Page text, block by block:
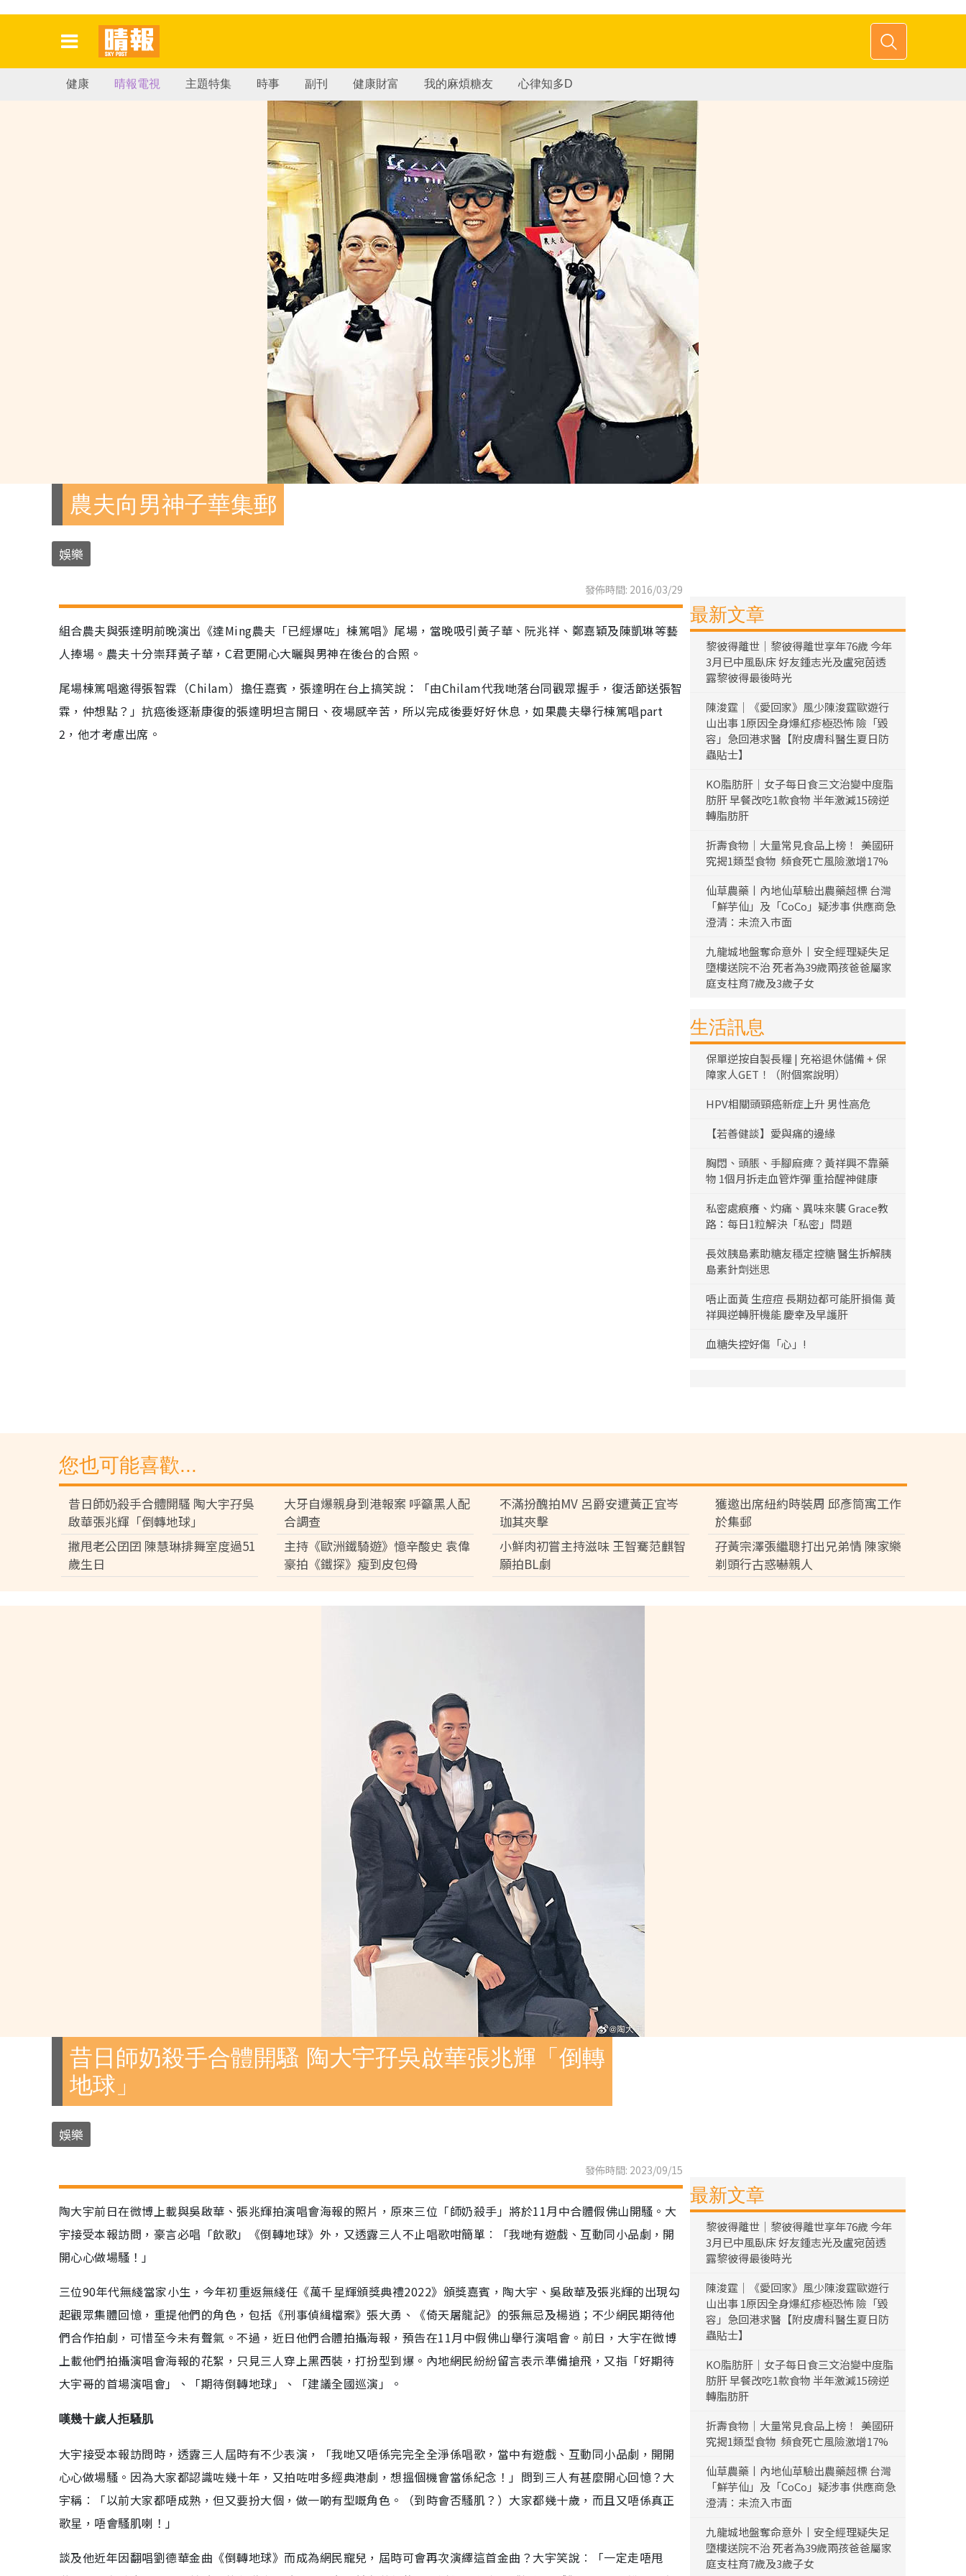
健康 晴報電視 主題特集 時事 副刊 健康財富 我的麻煩糖友 心律知多D
農夫向男神子華集郵
娛樂
發佈時間: 2016/03/29
組合農夫與張達明前晚演出《達Ming農夫「已經爆咗」棟篤唱》尾場，當晚吸引黃子華、阮兆祥、鄭嘉穎及陳凱琳等藝
人捧場。農夫十分崇拜黃子華，C君更開心大曬與男神在後台的合照。
尾場棟篤唱邀得張智霖（Chilam）擔任嘉賓，張達明在台上搞笑說：「由Chilam代我哋落台同觀眾握手，復活節送張智
霖，仲想點？」抗癌後逐漸康復的張達明坦言開日、夜場感辛苦，所以完成後要好好休息，如果農夫舉行棟篤唱part
2，他才考慮出席。
最新文章
黎彼得離世｜黎彼得離世享年76歲 今年
3月已中風臥床 好友鍾志光及盧宛茵透
露黎彼得最後時光
陳浚霆｜《愛回家》風少陳浚霆歐遊行
山出事 1原因全身爆紅疹極恐怖 險「毀
容」急回港求醫【附皮膚科醫生夏日防
蟲貼士】
KO脂肪肝｜女子每日食三文治變中度脂
肪肝 早餐改吃1款食物 半年激減15磅逆
轉脂肪肝
折壽食物｜大量常見食品上榜！ 美國研
究揭1類型食物 頻食死亡風險激增17%
仙草農藥丨內地仙草驗出農藥超標 台灣
「鮮芋仙」及「CoCo」疑涉事 供應商急
澄清：未流入市面
九龍城地盤奪命意外丨安全經理疑失足
墮樓送院不治 死者為39歲兩孩爸爸屬家
庭支柱育7歲及3歲子女
生活訊息
保單逆按自製長糧 | 充裕退休儲備 + 保
障家人GET！（附個案說明）
HPV相關頭頸癌新症上升 男性高危
【若善健談】愛與痛的邊緣
胸悶、頭脹、手腳麻痺？黃祥興不靠藥
物 1個月拆走血管炸彈 重拾醒神健康
私密處痕癢、灼痛、異味來襲 Grace教
路：每日1粒解決「私密」問題
長效胰島素助糖友穩定控糖 醫生拆解胰
島素針劑迷思
唔止面黃 生痘痘 長期攰都可能肝損傷 黃
祥興逆轉肝機能 慶幸及早護肝
血糖失控好傷「心」!
您也可能喜歡...
昔日師奶殺手合體開騷 陶大宇孖吳
啟華張兆輝「倒轉地球」
大牙自爆親身到港報案 呼籲黑人配
合調查
不滿扮醜拍MV 呂爵安遭黃正宜岑
珈其夾擊
獲邀出席紐約時裝周 邱彥筒寓工作
於集郵
撇甩老公囝囝 陳慧琳排舞室度過51
歲生日
主持《歐洲鐵騎遊》憶辛酸史 袁偉
豪拍《鐵探》瘦到皮包骨
小鮮肉初嘗主持滋味 王智騫范麒智
願拍BL劇
孖黃宗澤張繼聰打出兄弟情 陳家樂
剃頭行古惑嚇親人
昔日師奶殺手合體開騷 陶大宇孖吳啟華張兆輝「倒轉
地球」
娛樂
發佈時間: 2023/09/15
陶大宇前日在微博上載與吳啟華、張兆輝拍演唱會海報的照片，原來三位「師奶殺手」將於11月中合體假佛山開騷。大
宇接受本報訪問，豪言必唱「飲歌」《倒轉地球》外，又透露三人不止唱歌咁簡單︰「我哋有遊戲、互動同小品劇，開
開心心做場騷！」
三位90年代無綫當家小生，今年初重返無綫任《萬千星輝頒獎典禮2022》頒獎嘉賓，陶大宇、吳啟華及張兆輝的出現勾
起觀眾集體回憶，重提他們的角色，包括《刑事偵緝檔案》張大勇、《倚天屠龍記》的張無忌及楊逍；不少網民期待他
們合作拍劇，可惜至今未有聲氣。不過，近日他們合體拍攝海報，預告在11月中假佛山舉行演唱會。前日，大宇在微博
上載他們拍攝演唱會海報的花絮，只見三人穿上黑西裝，打扮型到爆。內地網民紛紛留言表示準備搶飛，又指「好期待
大宇哥的首場演唱會」、「期待倒轉地球」、「建議全國巡演」。
嘆幾十歲人拒騷肌
大宇接受本報訪問時，透露三人屆時有不少表演，「我哋又唔係完完全全淨係唱歌，當中有遊戲、互動同小品劇，開開
心心做場騷。因為大家都認識咗幾十年，又拍咗咁多經典港劇，想搵個機會當係紀念！」問到三人有甚麼開心回憶？大
宇稱︰「以前大家都唔成熟，但又要扮大個，做一啲有型嘅角色。（到時會否騷肌？）大家都幾十歲，而且又唔係真正
歌星，唔會騷肌喇！」
談及他近年因翻唱劉德華金曲《倒轉地球》而成為網民寵兒，屆時可會再次演繹這首金曲？大宇笑說︰「一定走唔甩
最新文章
黎彼得離世｜黎彼得離世享年76歲 今年
3月已中風臥床 好友鍾志光及盧宛茵透
露黎彼得最後時光
陳浚霆｜《愛回家》風少陳浚霆歐遊行
山出事 1原因全身爆紅疹極恐怖 險「毀
容」急回港求醫【附皮膚科醫生夏日防
蟲貼士】
KO脂肪肝｜女子每日食三文治變中度脂
肪肝 早餐改吃1款食物 半年激減15磅逆
轉脂肪肝
折壽食物｜大量常見食品上榜！ 美國研
究揭1類型食物 頻食死亡風險激增17%
仙草農藥丨內地仙草驗出農藥超標 台灣
「鮮芋仙」及「CoCo」疑涉事 供應商急
澄清：未流入市面
九龍城地盤奪命意外丨安全經理疑失足
墮樓送院不治 死者為39歲兩孩爸爸屬家
庭支柱育7歲及3歲子女